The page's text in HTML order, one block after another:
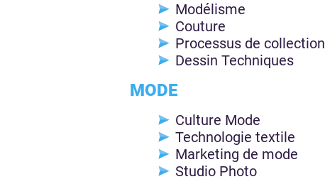
Modélisme
Couture
Processus de collection
Dessin Techniques
MODE
Culture Mode
Technologie textile
Marketing de mode
Studio Photo